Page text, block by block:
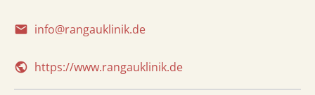
email info@rangauklinik.de
public https://www.rangauklinik.de